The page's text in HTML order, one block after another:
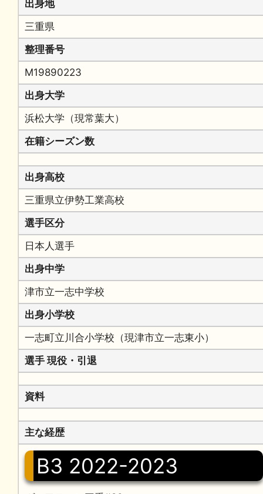
出身地
三重県
整理番号
M19890223
出身大学
浜松大学（現常葉大）
在籍シーズン数
出身高校
三重県立伊勢工業高校
選手区分
日本人選手
出身中学
津市立一志中学校
出身小学校
一志町立川合小学校（現津市立一志東小）
選手 現役・引退
資料
主な経歴
B3 2022-2023